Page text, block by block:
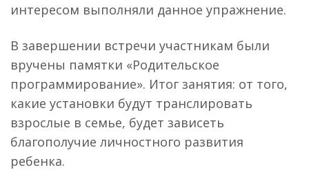
интересом выполняли данное упражнение.
В завершении встречи участникам были
вручены памятки «Родительское
программирование». Итог занятия: от того,
какие установки будут транслировать
взрослые в семье, будет зависеть
благополучие личностного развития
ребенка.